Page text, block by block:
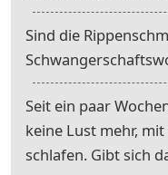
Sind die
Seit ein paar
keine Lust mehr,
schlafen. Gibt sich